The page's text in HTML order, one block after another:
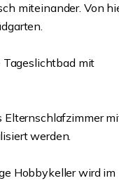
miteinander. Von
Tageslichtbad mit
Elternschlafzimmer
werden.
Hobbykeller wird im